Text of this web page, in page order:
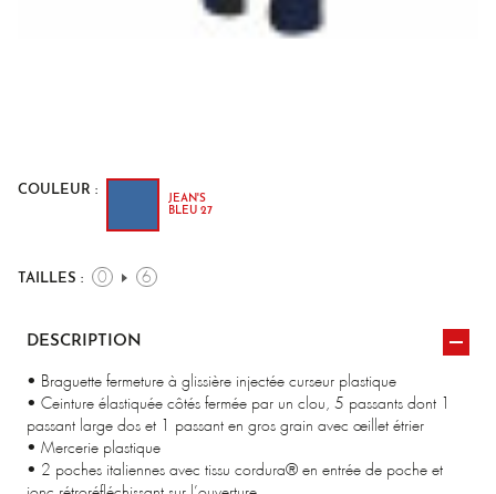
COULEUR :
JEAN'S
BLEU 27
TAILLES : 0 6
DESCRIPTION
• Braguette fermeture à glissière injectée curseur plastique
• Ceinture élastiquée côtés fermée par un clou, 5 passants dont 1
passant large dos et 1 passant en gros grain avec œillet étrier
• Mercerie plastique
• 2 poches italiennes avec tissu cordura® en entrée de poche et